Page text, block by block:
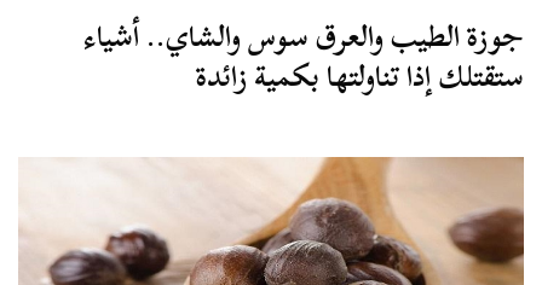
جوزة الطيب والعرق سوس والشاي.. أشياء
ستقتلك إذا تناولتها بكمية زائدة